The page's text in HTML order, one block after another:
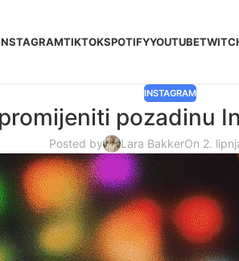
TIKTOKSPOTIFYYOUTUBE
INSTAGRAM
pozadinu
Posted by Lara BakkerOn 2.